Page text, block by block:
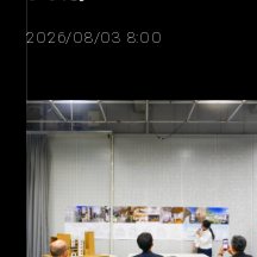
2026/08/03 8:00